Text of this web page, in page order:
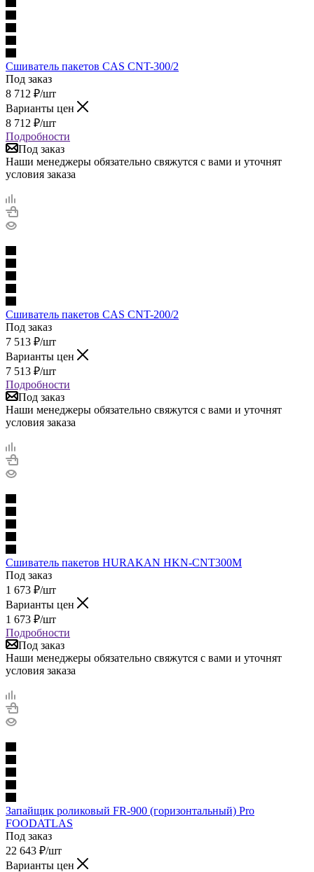
Сшиватель пакетов CAS CNT-300/2
Под заказ
8 712 ₽/шт
Варианты цен
8 712 ₽/шт
Подробности
Под заказ
Наши менеджеры обязательно свяжутся с вами и уточнят
условия заказа
Сшиватель пакетов CAS CNT-200/2
Под заказ
7 513 ₽/шт
Варианты цен
7 513 ₽/шт
Подробности
Под заказ
Наши менеджеры обязательно свяжутся с вами и уточнят
условия заказа
Сшиватель пакетов HURAKAN HKN-CNT300M
Под заказ
1 673 ₽/шт
Варианты цен
1 673 ₽/шт
Подробности
Под заказ
Наши менеджеры обязательно свяжутся с вами и уточнят
условия заказа
Запайщик роликовый FR-900 (горизонтальный) Pro
FOODATLAS
Под заказ
22 643 ₽/шт
Варианты цен